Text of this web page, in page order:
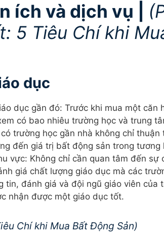
ích và dịch vụ | (
5 Tiêu Chí khi
dục
dục gần đó: Trước khi mua một căn
có bao nhiêu trường học và trung
trường học gần nhà không chỉ thuận
đến giá trị bất động sản trong tương
vực: Không chỉ cần quan tâm đến sự
giá chất lượng giáo dục mà các
tin, đánh giá và đội ngũ giáo viên của
nhận được một giáo dục tốt.
Chí khi Mua Bất Động Sản)